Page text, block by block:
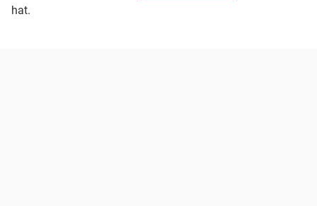
hat.